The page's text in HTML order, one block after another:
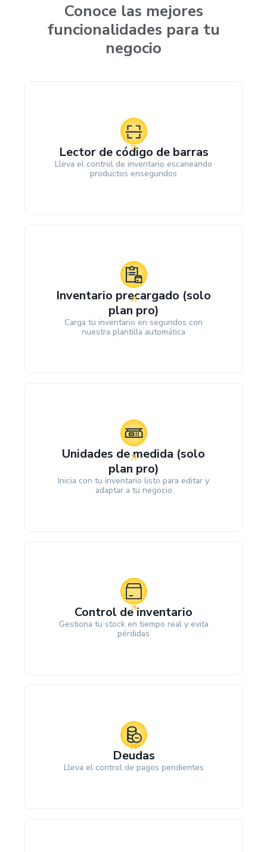
Conoce las mejores
funcionalidades para tu
negocio
Lector de código de barras
Lleva el control de inventario escaneando
productos ensegundos
Inventario precargado (solo
plan pro)
Carga tu inventario en segundos con
nuestra plantilla automática
Unidades de medida ‍(solo
plan pro)
Inicia con tu inventario listo para editar y
adaptar a tu negocio
Control de inventario
Gestiona tu stock en tiempo real y evita
pérdidas
Deudas
Lleva el control de pagos pendientes